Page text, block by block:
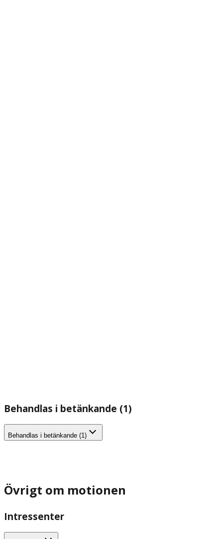
Behandlas i betänkande (1)
Behandlas i betänkande (1)
Övrigt om motionen
Intressenter